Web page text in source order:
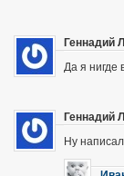
Геннадий
Да я нигде
Геннадий
Ну